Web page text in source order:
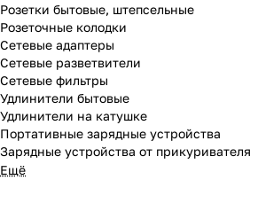
Розетки бытовые, штепсельные
Розеточные колодки
Сетевые адаптеры
Сетевые разветвители
Сетевые фильтры
Удлинители бытовые
Удлинители на катушке
Портативные зарядные устройства
Зарядные устройства от прикуривателя
Ещё